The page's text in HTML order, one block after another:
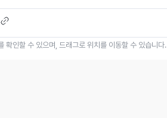
확인할 수 있으며, 드래그로 위치를 이동할 수 있습니다.